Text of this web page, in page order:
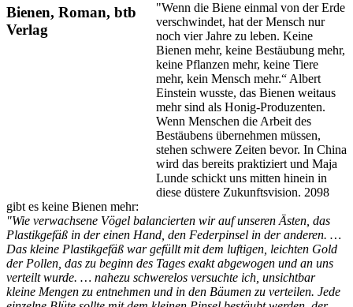
"Wenn die Biene einmal von der Erde
verschwindet, hat der Mensch nur
noch vier Jahre zu leben. Keine
Bienen mehr, keine Bestäubung mehr,
keine Pflanzen mehr, keine Tiere
mehr, kein Mensch mehr.“ Albert
Einstein wusste, das Bienen weitaus
mehr sind als Honig-Produzenten.
Wenn Menschen die Arbeit des
Bestäubens übernehmen müssen,
stehen schwere Zeiten bevor. In China
wird das bereits praktiziert und Maja
Lunde schickt uns mitten hinein in
diese düstere Zukunftsvision. 2098
gibt es keine Bienen mehr:
"Wie verwachsene Vögel balancierten wir auf unseren Ästen, das
Plastikgefäß in der einen Hand, den Federpinsel in der anderen. …
Das kleine Plastikgefäß war gefüllt mit dem luftigen, leichten Gold
der Pollen, das zu beginn des Tages exakt abgewogen und an uns
verteilt wurde. … nahezu schwerelos versuchte ich, unsichtbar
kleine Mengen zu entnehmen und in den Bäumen zu verteilen. Jede